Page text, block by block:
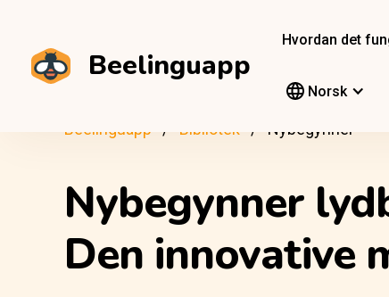
Beelinguapp
Hvordan det
Norsk
Beelinguapp Bibliotek Nybegynner
Nybegynner
Den innovative